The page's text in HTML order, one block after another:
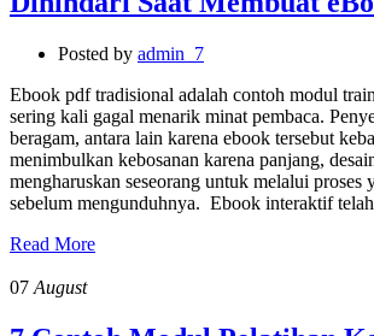
Posted by admin_7
Ebook pdf tradisional adalah contoh modul
sering kali gagal menarik minat pembaca.
beragam, antara lain karena ebook tersebut
menimbulkan kebosanan karena panjang,
mengharuskan seseorang untuk melalui proses
sebelum mengunduhnya. Ebook interaktif
Read More
07 August